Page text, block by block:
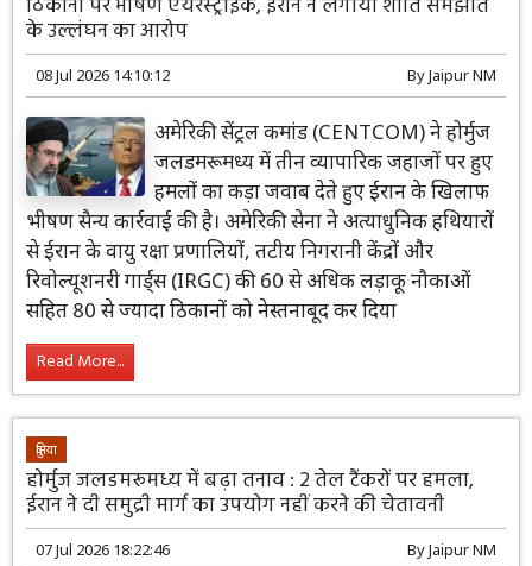
के उल्लंघन का आरोप
08 Jul 2026 14:10:12 ByJaipur NM
अमेरिकी सेंट्रल कमांड (CENTCOM) ने होर्मुज
जलडमरूमध्य में तीन व्यापारिक जहाजों पर हुए
हमलों का कड़ा जवाब देते हुए ईरान के खिलाफ
भीषण सैन्य कार्रवाई की है। अमेरिकी सेना ने अत्याधुनिक हथियारों
से ईरान के वायु रक्षा प्रणालियों, तटीय निगरानी केंद्रों और
रिवोल्यूशनरी गार्ड्स (IRGC) की 60 से अधिक लड़ाकू नौकाओं
सहित 80 से ज्यादा ठिकानों को नेस्तनाबूद कर दिया
Read More...
दुनिया
होर्मुज जलडमरूमध्य में बढ़ा तनाव : 2 तेल टैंकरों पर हमला,
ईरान ने दी समुद्री मार्ग का उपयोग नहीं करने की चेतावनी
07 Jul 2026 18:22:46 ByJaipur NM